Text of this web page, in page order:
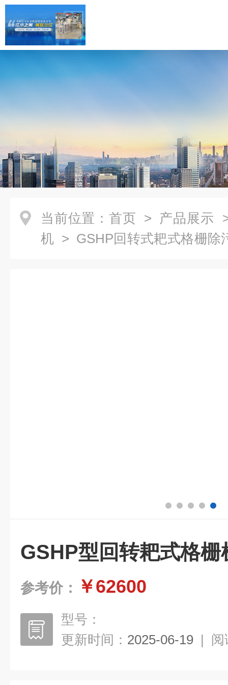
当前位置： 首页 > 产品展示
机 > GSHP回转式耙式格栅除
GSHP型回转耙式格栅
参考价： ￥62600
型号：
更新时间： 2025-06-19 | 阅